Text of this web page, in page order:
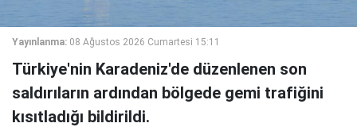
Yayınlanma: 08 Ağustos 2026 Cumartesi 15:11
Türkiye'nin Karadeniz'de düzenlenen son
saldırıların ardından bölgede gemi trafiğini
kısıtladığı bildirildi.